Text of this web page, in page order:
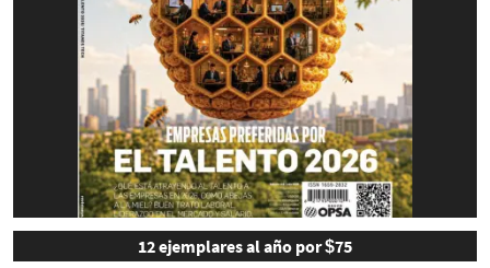
12 ejemplares al año por $75